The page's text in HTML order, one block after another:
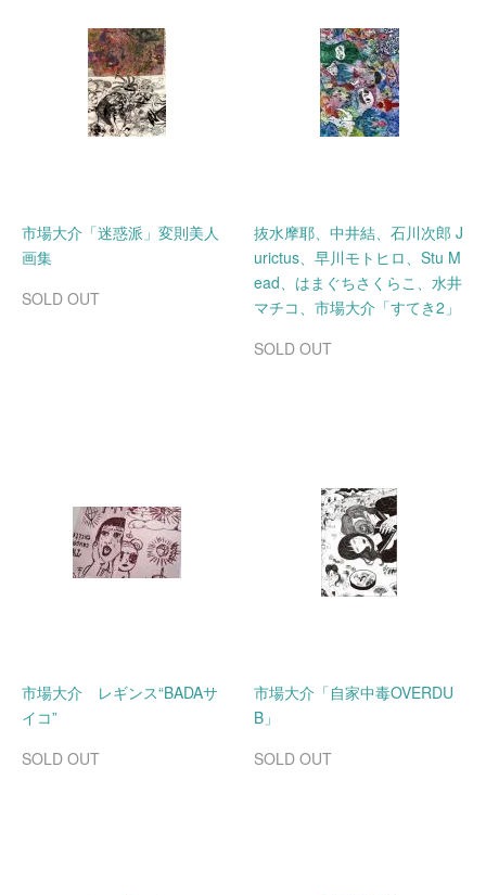
市場大介「迷惑派」変則美人
画集
SOLD OUT
抜水摩耶、中井結、石川次郎 J
urictus、早川モトヒロ、Stu M
ead、はまぐちさくらこ、水井
マチコ、市場大介「すてき2」
SOLD OUT
市場大介 レギンス“BADAサ
イコ”
SOLD OUT
市場大介「自家中毒OVERDU
B」
SOLD OUT